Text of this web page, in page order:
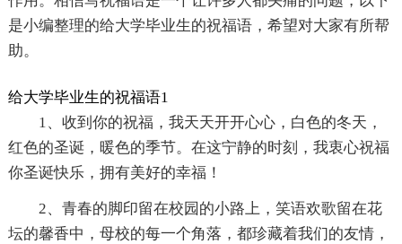
是小编整理的给大学毕业生的祝福语，希望对大家有所帮
助。
给大学毕业生的祝福语1
1、收到你的祝福，我天天开开心心，白色的冬天，
红色的圣诞，暖色的季节。在这宁静的时刻，我衷心祝福
你圣诞快乐，拥有美好的幸福！
2、青春的脚印留在校园的小路上，笑语欢歌留在花
坛的馨香中，母校的每一个角落，都珍藏着我们的友情，